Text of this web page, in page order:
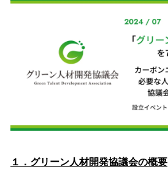
１．グリーン人材開発協議会の概要